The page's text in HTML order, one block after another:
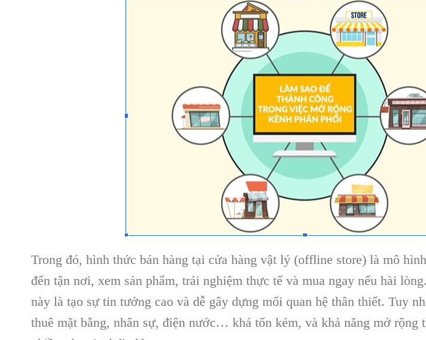
Trong đó, hình thức bán hàng tại cửa hàng vật lý (offline store) là mô
đến tận nơi, xem sản phẩm, trải nghiệm thực tế và mua ngay nếu hài
này là tạo sự tin tưởng cao và dễ gây dựng mối quan hệ thân thiết. Tuy
thuê mặt bằng, nhân sự, điện nước… khá tốn kém, và khả năng mở rộng